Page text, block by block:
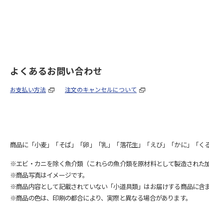
よくあるお問い合わせ
お支払い方法 注文のキャンセルについて
商品に「小麦」「そば」「卵」「乳」「落花生」「えび」「かに」「く
※エビ・カニを除く魚介類（これらの魚介類を原材料として製造された
※商品写真はイメージです。
※商品内容として記載されていない「小道具類」はお届けする商品に含
※商品の色は、印刷の都合により、実際と異なる場合があります。